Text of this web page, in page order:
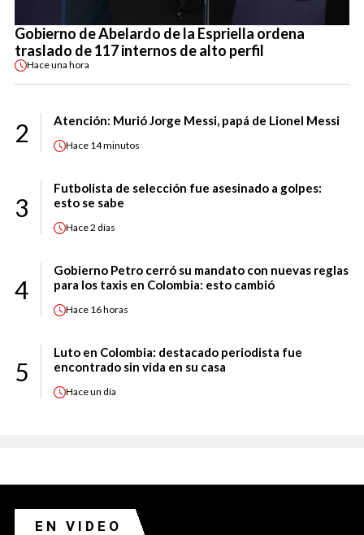
Gobierno de Abelardo de la Espriella ordena
traslado de 117 internos de alto perfil
Haceuna hora
2 Atención: Murió Jorge Messi, papá de Lionel Messi
Hace 14 minutos
3
Futbolista de selección fue asesinado a golpes:
esto se sabe
Hace2 días
4
Gobierno Petro cerró su mandato con nuevas reglas
para los taxis en Colombia: esto cambió
Hace 16 horas
5
Luto en Colombia: destacado periodista fue
encontrado sin vida en su casa
Haceun día
EN VIDEO